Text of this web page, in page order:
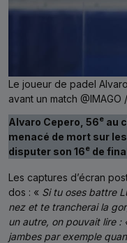
Le joueur de padel
avant un match @IMAGO
Alvaro Cepero, 56e au
menacé de mort sur
disputer son 16e de
Les captures d’écran
dos : « Si tu oses battre
nez et te trancherai la
un autre, on pouvait lire :
jambes par exemple